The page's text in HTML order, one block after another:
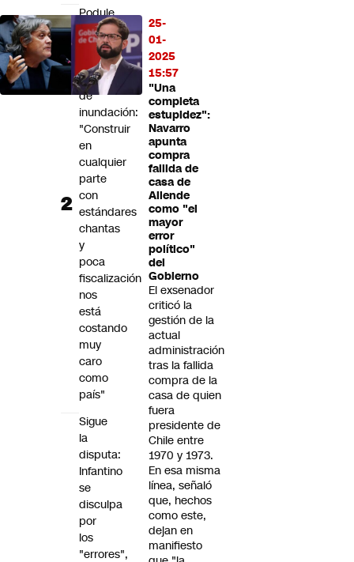
25-
01-
2025
15:57
"Una
completa
estupidez":
Navarro
apunta
compra
fallida de
casa de
Allende
como "el
mayor
error
político"
del
Gobierno
El exsenador
criticó la
gestión de la
actual
administración
tras la fallida
compra de la
casa de quien
fuera
presidente de
Chile entre
1970 y 1973.
En esa misma
línea, señaló
que, hechos
como este,
dejan en
manifiesto
Poduje
y
casas
zonas
de
inundación:
"Construir
en
cualquier
parte
con
estándares
chantas
y
poca
fiscalización
nos
está
costando
muy
caro
como
país"
Sigue
la
disputa:
Infantino
se
disculpa
por
los
"errores",